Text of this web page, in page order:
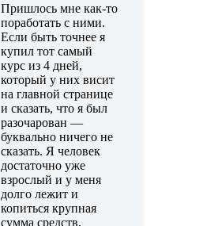
Пришлось мне как-то
поработать с ними.
Если быть точнее я
купил тот самый
курс из 4 дней,
который у них висит
на главной странице
и сказать, что я был
разочарован —
буквально ничего не
сказать. Я человек
достаточно уже
взрослый и у меня
долго лежит и
копиться крупная
сумма средств,